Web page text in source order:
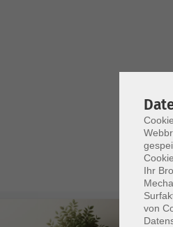
Ihr
von